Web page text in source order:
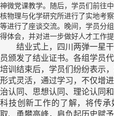
神微党课教学。随后，学员们前往
核物理与化学研究所进行了实地考
等进行了座谈交流。晚间，学员分
得体会，并对进一步做好人才工作
结业式上，四川两弹一星
员颁发了结业证书。各组学员
培训结束后，学员们纷纷表示
形式灵活，通过学习，不仅增
治认同、思想认同、理论认同
科技创新工作的了解，将传承
取、勇攀高峰，肩负起历史赋